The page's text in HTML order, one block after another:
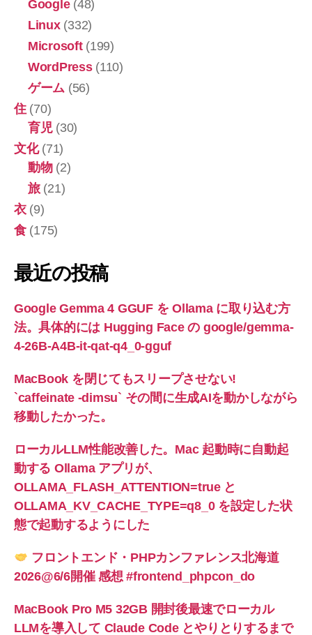
Google(48)
Linux(332)
Microsoft(199)
WordPress(110)
ゲーム (56)
住(70)
育児(30)
文化(71)
動物(2)
旅(21)
衣(9)
食(175)
最近の投稿
Google Gemma 4 GGUF を Ollama に取り込む方
法。具体的には Hugging Face の google/gemma-
4-26B-A4B-it-qat-q4_0-gguf
MacBook を閉じてもスリープさせない!
`caffeinate -dimsu` その間に生成AIを動かしながら
移動したかった。
ローカルLLM性能改善した。Mac 起動時に自動起
動する Ollama アプリが、
OLLAMA_FLASH_ATTENTION=true と
OLLAMA_KV_CACHE_TYPE=q8_0 を設定した状
態で起動するようにした
フロントエンド・PHPカンファレンス北海道
2026@6/6開催 感想 #frontend_phpcon_do
MacBook Pro M5 32GB 開封後最速でローカル
LLMを導入して Claude Code とやりとりするまで